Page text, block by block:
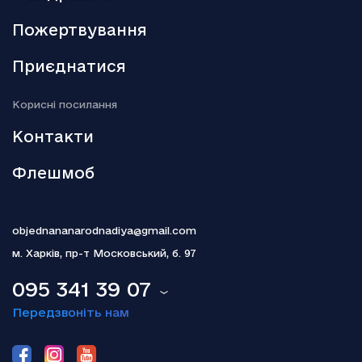
Активи РФ: Туск заявив про “переломний момент”
Гелена Бонем Картер пояснила, чому так і не одружилася з
Пожертвування
Приєднатися
Kорисні посилання
Контакти
Флешмоб
095 341 39 07
Передзвоніть нам
objednananarodnadiya@gmail.com
м. Харків, пр-т Московський, б. 97